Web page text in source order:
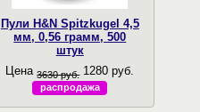
Пули H&N Spitzkugel 4,5
мм, 0,56 грамм, 500
штук
Цена3630 руб. 1280 руб.
распродажа